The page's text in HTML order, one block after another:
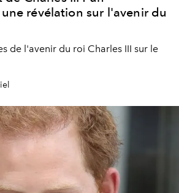
révélation sur l'avenir du
de l'avenir du roi Charles III sur le